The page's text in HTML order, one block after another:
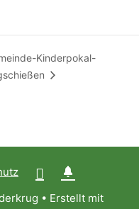
Kinderpokal-
• Erstellt mit